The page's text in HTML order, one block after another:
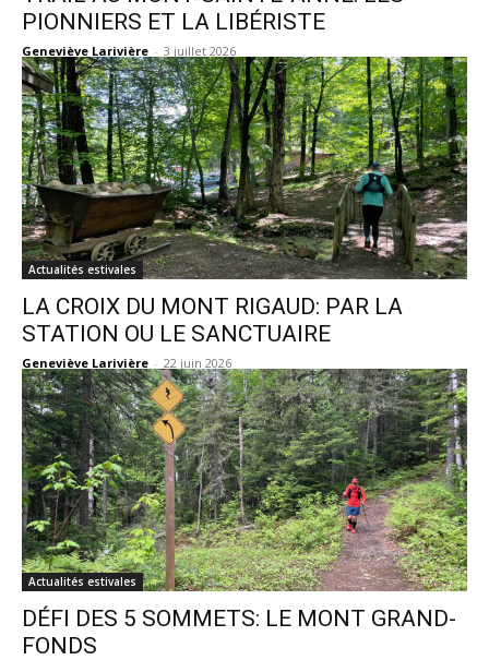
PIONNIERS ET LA LIBÉRISTE
Geneviève Larivière - 3 juillet 2026
Actualités estivales
LA CROIX DU MONT RIGAUD: PAR LA
STATION OU LE SANCTUAIRE
Geneviève Larivière - 22 juin 2026
Actualités estivales
DÉFI DES 5 SOMMETS: LE MONT GRAND-
FONDS